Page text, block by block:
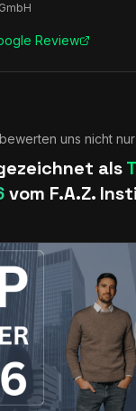
Review
uns nicht
als
vom F.A.Z.